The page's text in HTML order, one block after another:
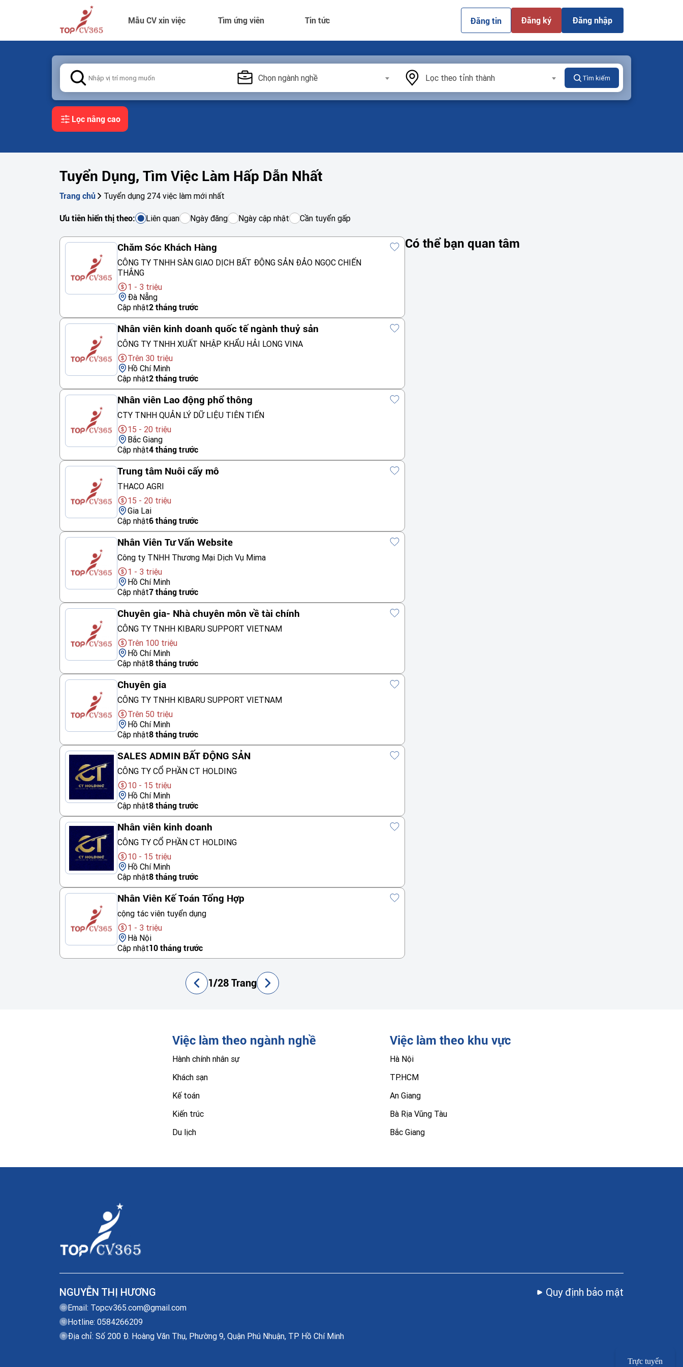
Mẫu CV xin việc Tìm ứng viên Tin tức Đăng tin Đăng ký Đăng nhập
Chọn ngành nghề Lọc theo tỉnh thành Tìm kiếm
Lọc nâng cao
Tuyển Dụng, Tìm Việc Làm Hấp Dẫn Nhất
Trang chủ Tuyển dụng 274 việc làm mới nhất
Ưu tiên hiển thị theo: Liên quan Ngày đăng Ngày cập nhật Cần tuyển gấp
Chăm Sóc Khách Hàng
CÔNG TY TNHH SÀN GIAO DỊCH BẤT ĐỘNG SẢN ĐẢO NGỌC CHIẾN
THẮNG
1 - 3 triệu
Đà Nẵng
Cập nhật2 tháng trước
Nhân viên kinh doanh quốc tế ngành thuỷ sản
CÔNG TY TNHH XUẤT NHẬP KHẨU HẢI LONG VINA
Trên 30 triệu
Hồ Chí Minh
Cập nhật2 tháng trước
Nhân viên Lao động phổ thông
CTY TNHH QUẢN LÝ DỮ LIỆU TIÊN TIẾN
15 - 20 triệu
Bắc Giang
Cập nhật4 tháng trước
Trung tâm Nuôi cấy mô
THACO AGRI
15 - 20 triệu
Gia Lai
Cập nhật6 tháng trước
Nhân Viên Tư Vấn Website
Công ty TNHH Thương Mại Dịch Vụ Mima
1 - 3 triệu
Hồ Chí Minh
Cập nhật7 tháng trước
Chuyên gia- Nhà chuyên môn về tài chính
CÔNG TY TNHH KIBARU SUPPORT VIETNAM
Trên 100 triệu
Hồ Chí Minh
Cập nhật8 tháng trước
Chuyên gia
CÔNG TY TNHH KIBARU SUPPORT VIETNAM
Trên 50 triệu
Hồ Chí Minh
Cập nhật8 tháng trước
SALES ADMIN BẤT ĐỘNG SẢN
CÔNG TY CỔ PHẦN CT HOLDING
10 - 15 triệu
Hồ Chí Minh
Cập nhật8 tháng trước
Nhân viên kinh doanh
CÔNG TY CỔ PHẦN CT HOLDING
10 - 15 triệu
Hồ Chí Minh
Cập nhật8 tháng trước
Nhân Viên Kế Toán Tổng Hợp
cộng tác viên tuyển dụng
1 - 3 triệu
Hà Nội
Cập nhật10 tháng trước
1/28 Trang
Có thể bạn quan tâm
Việc làm theo ngành nghề
Hành chính nhân sự
Khách sạn
Kế toán
Kiến trúc
Du lịch
Việc làm theo khu vực
Hà Nội
TP.HCM
An Giang
Bà Rịa Vũng Tàu
Bắc Giang
NGUYỄN THỊ HƯƠNG
Email: Topcv365.com@gmail.com
Hotline: 0584266209
Địa chỉ: Số 200 Đ. Hoàng Văn Thụ, Phường 9, Quận Phú Nhuận, TP Hồ Chí Minh
Quy định bảo mật
Trực tuyến